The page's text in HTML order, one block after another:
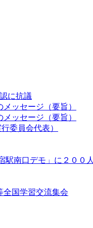
に抗議
ッセージ（要旨）
ッセージ（要旨）
委員会代表）
駅南口デモ」に２００人
国学習交流集会